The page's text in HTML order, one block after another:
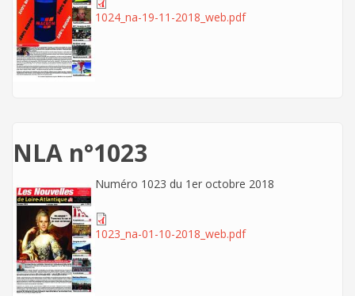
1024_na-19-11-2018_web.pdf
NLA n°1023
Numéro 1023 du 1er octobre 2018
1023_na-01-10-2018_web.pdf